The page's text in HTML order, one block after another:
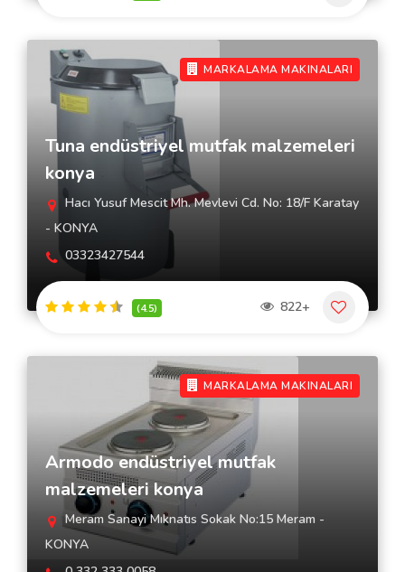
MARKALAMA MAKINALARI
Tuna endüstriyel mutfak malzemeleri
konya
Hacı Yusuf Mescit Mh. Mevlevi Cd. No: 18/F Karatay
- KONYA
03323427544
(4.5) 822+
MARKALAMA MAKINALARI
Armodo endüstriyel mutfak
malzemeleri konya
Meram Sanayi Mıknatıs Sokak No:15 Meram -
KONYA